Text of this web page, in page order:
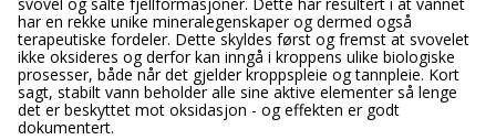
svovel og salte fjellformasjoner. Dette har resultert i at vannet
har en rekke unike mineralegenskaper og dermed også
terapeutiske fordeler. Dette skyldes først og fremst at svovelet
ikke oksideres og derfor kan inngå i kroppens ulike biologiske
prosesser, både når det gjelder kroppspleie og tannpleie. Kort
sagt, stabilt vann beholder alle sine aktive elementer så lenge
det er beskyttet mot oksidasjon - og effekten er godt
dokumentert.